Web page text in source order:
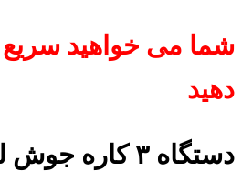
شما می خواهید
دهید
دستگاه ۳ کاره